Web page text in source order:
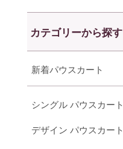
カテゴリーから探す
新着パウスカート
シングル パウスカート
デザイン パウスカート